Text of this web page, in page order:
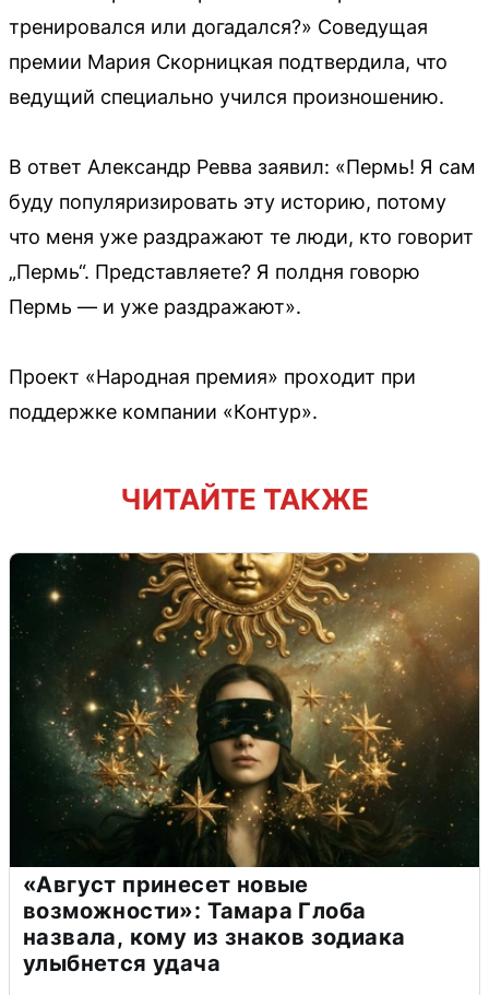
тренировался или догадался?» Соведущая
премии Мария Скорницкая подтвердила, что
ведущий специально учился произношению.
В ответ Александр Ревва заявил: «Пермь! Я сам
буду популяризировать эту историю, потому
что меня уже раздражают те люди, кто говорит
„Пермь“. Представляете? Я полдня говорю
Пермь — и уже раздражают».
Проект «Народная премия» проходит при
поддержке компании «Контур».
ЧИТАЙТЕ ТАКЖЕ
«Август принесет новые
возможности»: Тамара Глоба
назвала, кому из знаков зодиака
улыбнется удача